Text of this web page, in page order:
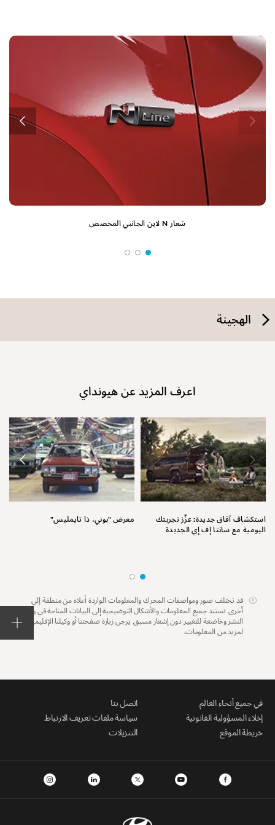
شعار N لاين الجانبي المخصص
الهجينة
اعرف المزيد عن هيونداي
استكشاف آفاق جديدة: عزِّز تجربتك
اليومية مع سانتا إف إي الجديدة
معرض "بوني، ذا تايمليس"
قد تختلف صور ومواصفات المحرك والمعلومات الواردة أعلاه من منطقة إلى
أخرى. تستند جميع المعلومات والأشكال التوضيحية إلى البيانات المتاحة في وقت
النشر وخاضعة للتغيير دون إشعار مسبق. يرجى زيارة صفحتنا أو وكيلنا الإقليمي
لمزيد من المعلومات.
في جميع أنحاء العالم
اتصل بنا
إخلاء المسؤولية القانونية
سياسة ملفات تعريف الارتباط
خريطة الموقع
التنزيلات